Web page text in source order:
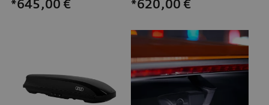
*645,00 € *620,00 €